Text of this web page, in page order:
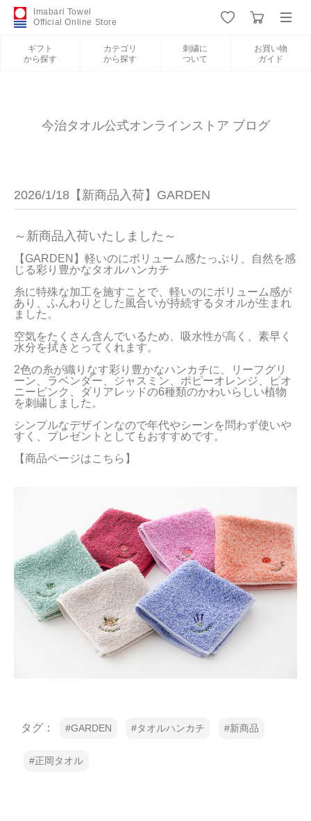
Imabari Towel
Official Online Store
ギフト
から探す
カテゴリ
から探す
刺繍に
ついて
お買い物
ガイド
新規会員登録
ギフトから探す
刺繍について
お買い物ガイド
今治タオルについて
当サイトについて
店舗リスト
規約
お問い合わせ
今治タオル公式オンラインストア ブログ
2026/1/18【新商品入荷】GARDEN
～新商品入荷いたしました～
【GARDEN】軽いのにボリューム感たっぷり、自然を感
じる彩り豊かなタオルハンカチ
糸に特殊な加工を施すことで、軽いのにボリューム感が
あり、ふんわりとした風合いが持続するタオルが生まれ
ました。
空気をたくさん含んでいるため、吸水性が高く、素早く
水分を拭きとってくれます。
2色の糸が織りなす彩り豊かなハンカチに、リーフグリ
ーン、ラベンダー、ジャスミン、ポピーオレンジ、ピオ
ニーピンク、ダリアレッドの6種類のかわいらしい植物
を刺繍しました。
シンプルなデザインなので年代やシーンを問わず使いや
すく、プレゼントとしてもおすすめです。
【商品ページはこちら】
タグ： GARDEN タオルハンカチ 新商品
正岡タオル